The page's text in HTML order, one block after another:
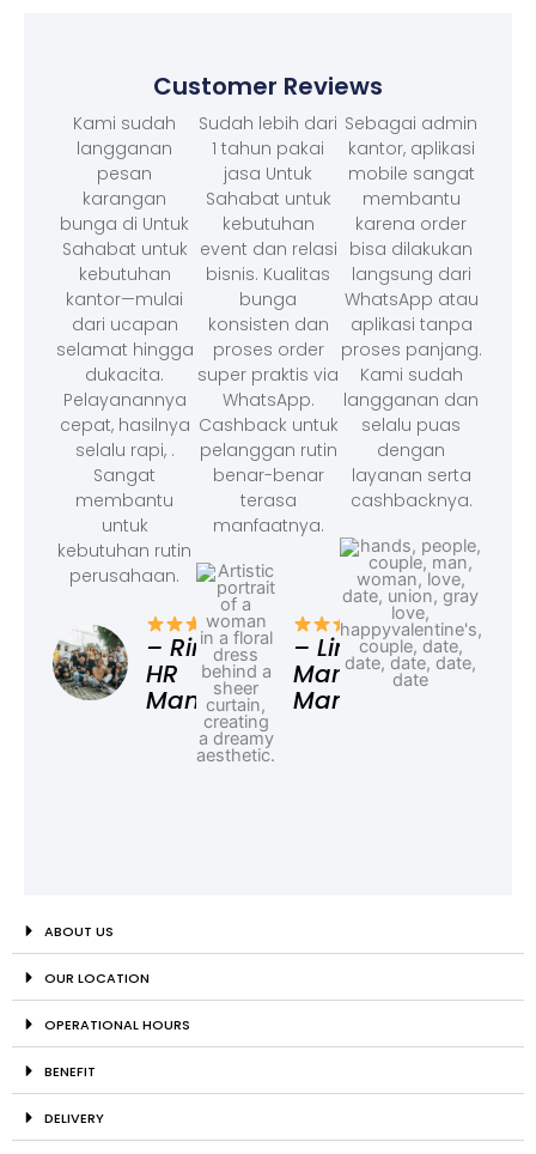
Customer Reviews
Kami sudah
langganan
pesan
karangan
bunga di Untuk
Sahabat untuk
kebutuhan
kantor—mulai
dari ucapan
selamat hingga
dukacita.
Pelayanannya
cepat, hasilnya
selalu rapi, .
Sangat
membantu
untuk
kebutuhan rutin
perusahaan.
– Rina,
HR
Manager
Sudah lebih dari
1 tahun pakai
jasa Untuk
Sahabat untuk
kebutuhan
event dan relasi
bisnis. Kualitas
bunga
konsisten dan
proses order
super praktis via
WhatsApp.
Cashback untuk
pelanggan rutin
benar-benar
terasa
manfaatnya.
– Linda,
Marketing
Manager
Sebagai admin
kantor, aplikasi
mobile sangat
membantu
karena order
bisa dilakukan
langsung dari
WhatsApp atau
aplikasi tanpa
proses panjang.
Kami sudah
langganan dan
selalu puas
dengan
layanan serta
cashbacknya.
ABOUT US
OUR LOCATION
OPERATIONAL HOURS
BENEFIT
DELIVERY